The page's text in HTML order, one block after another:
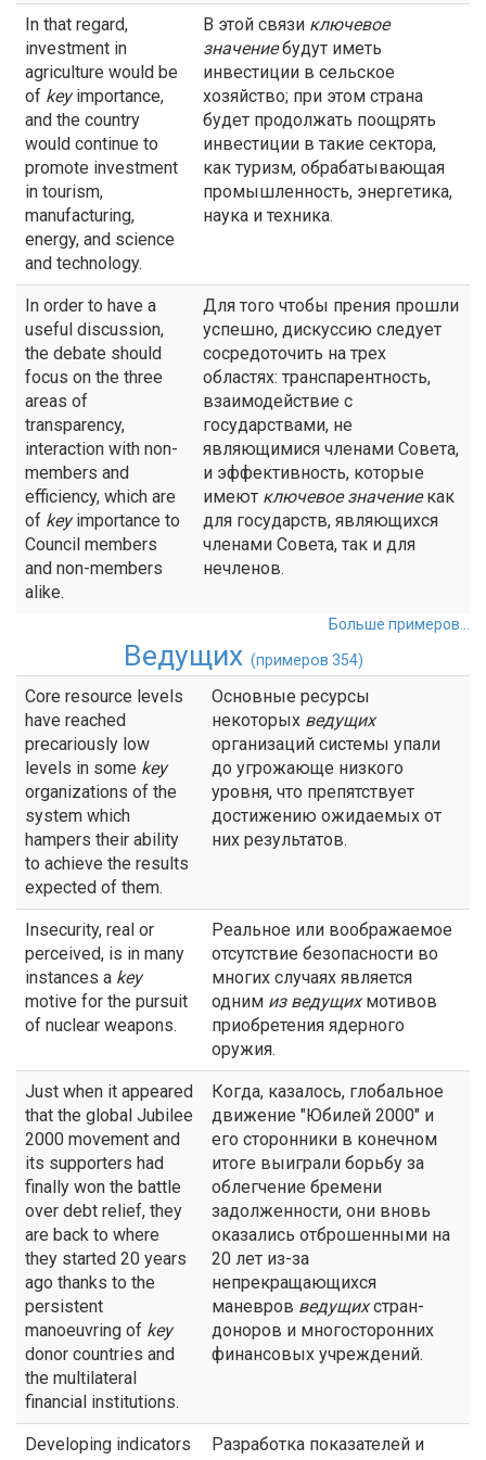
In that regard,
investment in
agriculture would be
of keyimportance,
and the country
would continue to
promote investment
in tourism,
manufacturing,
energy, and science
and technology.
В этой связи ключевое
значениебудут иметь
инвестиции в сельское
хозяйство; при этом страна
будет продолжать поощрять
инвестиции в такие сектора,
как туризм, обрабатывающая
промышленность, энергетика,
наука и техника.
In order to have a
useful discussion,
the debate should
focus on the three
areas of
transparency,
interaction with non-
members and
efficiency, which are
of keyimportance to
Council members
and non-members
alike.
Для того чтобы прения прошли
успешно, дискуссию следует
сосредоточить на трех
областях: транспарентность,
взаимодействие с
государствами, не
являющимися членами Совета,
и эффективность, которые
имеют ключевоезначениекак
для государств, являющихся
членами Совета, так и для
нечленов.
Больше примеров...
Ведущих (примеров 354)
Core resource levels
have reached
precariously low
levels in some key
organizations of the
system which
hampers their ability
to achieve the results
expected of them.
Основные ресурсы
некоторых ведущих
организаций системы упали
до угрожающе низкого
уровня, что препятствует
достижению ожидаемых от
них результатов.
Insecurity, real or
perceived, is in many
instances a key
motive for the pursuit
of nuclear weapons.
Реальное или воображаемое
отсутствие безопасности во
многих случаях является
одним из ведущихмотивов
приобретения ядерного
оружия.
Just when it appeared
that the global Jubilee
2000 movement and
its supporters had
finally won the battle
over debt relief, they
are back to where
they started 20 years
ago thanks to the
persistent
manoeuvring of key
donor countries and
the multilateral
financial institutions.
Когда, казалось, глобальное
движение "Юбилей 2000" и
его сторонники в конечном
итоге выиграли борьбу за
облегчение бремени
задолженности, они вновь
оказались отброшенными на
20 лет из-за
непрекращающихся
маневров ведущихстран-
доноров и многосторонних
финансовых учреждений.
Developing indicators
Разработка показателей и